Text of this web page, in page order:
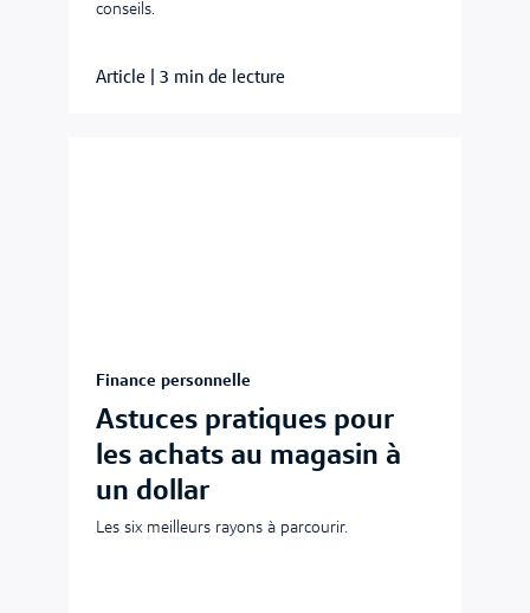
conseils.
Article 3 min de lecture
Finance personnelle
Astuces pratiques pour
les achats au magasin à
un dollar
Les six meilleurs rayons à parcourir.